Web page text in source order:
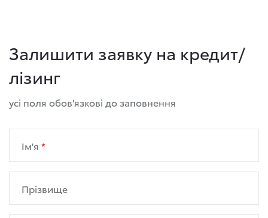
Залишити заявку на кредит/
лізинг
усі поля обов'язкові до заповнення
Ім'я
Прізвище